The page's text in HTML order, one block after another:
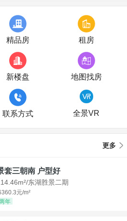
精品房 租房
新楼盘 地图找房
联系方式 全景VR
更多
套三朝南 户型好
东湖胜景二期
元/m²
年